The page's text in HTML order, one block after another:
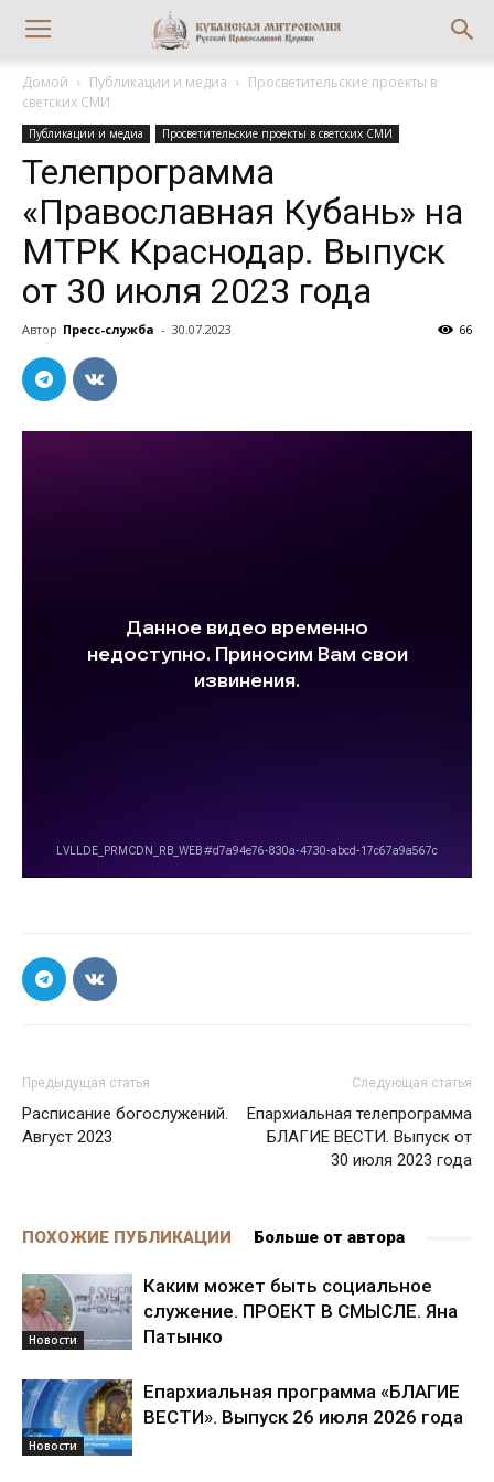
Домой Публикации и медиа
Просветительские проекты в
светских СМИ
Публикации и медиа Просветительские проекты в светских СМИ
Телепрограмма
«Православная Кубань» на
МТРК Краснодар. Выпуск
от 30 июля 2023 года
Автор Пресс-служба - 30.07.2023 66
Предыдущая статья
Расписание богослужений.
Август 2023
Следующая статья
Епархиальная телепрограмма
БЛАГИЕ ВЕСТИ. Выпуск от
30 июля 2023 года
ПОХОЖИЕ ПУБЛИКАЦИИ Больше от автора
Новости
Каким может быть социальное
служение. ПРОЕКТ В СМЫСЛЕ. Яна
Патынко
Новости
Епархиальная программа «БЛАГИЕ
ВЕСТИ». Выпуск 26 июля 2026 года